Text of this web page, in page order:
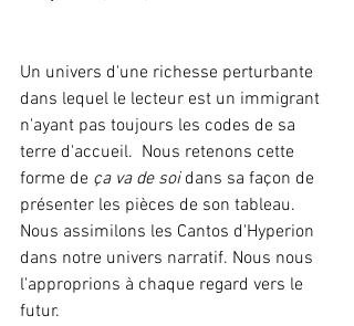
Un univers d'une richesse perturbante
dans lequel le lecteur est un immigrant
n'ayant pas toujours les codes de sa
terre d'accueil.  Nous retenons cette
forme de ça va de soi dans sa façon de
présenter les pièces de son tableau.
Nous assimilons les Cantos d'Hyperion
dans notre univers narratif. Nous nous
l'approprions à chaque regard vers le
futur.